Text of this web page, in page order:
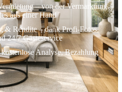
– von der Vermarktung
aus einer Hand
& Rendite – dank Profi-Fotos,
24/7 Gästeservice
Analyse, Bezahlung